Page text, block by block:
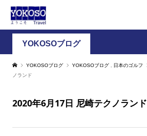
YOKOSOブログ
YOKOSOブログ YOKOSOブログ 日本のゴルフ
ノランド
2020年6月17日 尼崎テクノランド